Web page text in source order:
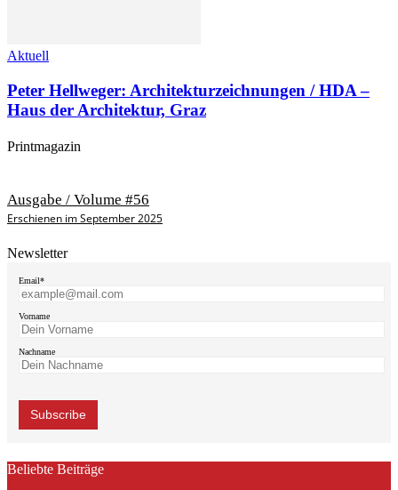
Aktuell
Peter Hellweger: Architekturzeichnungen / HDA –
Haus der Architektur, Graz
Printmagazin
Ausgabe / Volume #56
Erschienen im September 2025
Newsletter
Email*
Vorname
Nachname
Beliebte Beiträge